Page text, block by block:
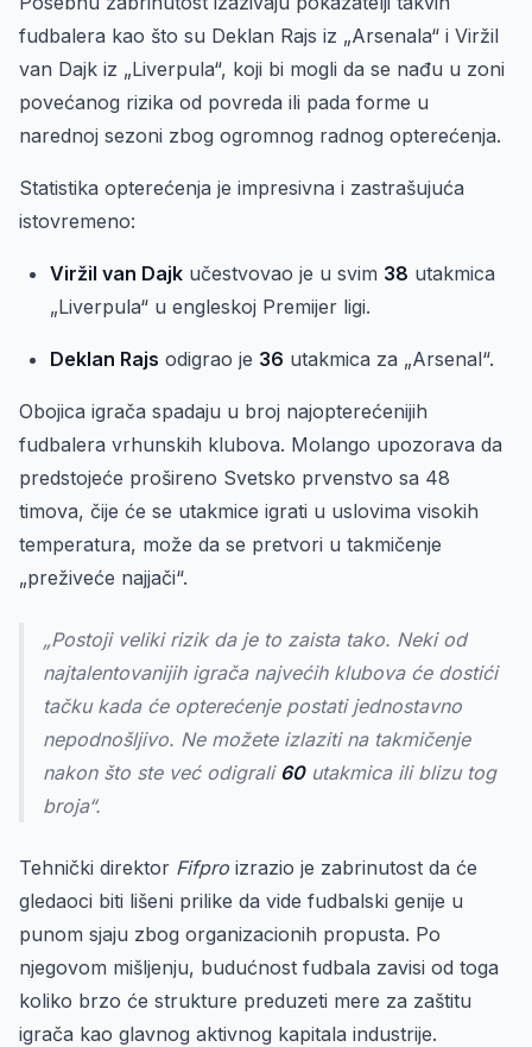
fudbalera kao što su Deklan Rajs iz „Arsenala“ i Viržil
van Dajk iz „Liverpula“, koji bi mogli da se nađu u zoni
povećanog rizika od povreda ili pada forme u
narednoj sezoni zbog ogromnog radnog opterećenja.
Statistika opterećenja je impresivna i zastrašujuća
istovremeno:
Viržil van Dajk učestvovao je u svim 38 utakmica
„Liverpula“ u engleskoj Premijer ligi.
Deklan Rajs odigrao je 36 utakmica za „Arsenal“.
Obojica igrača spadaju u broj najopterećenijih
fudbalera vrhunskih klubova. Molango upozorava da
predstojeće prošireno Svetsko prvenstvo sa 48
timova, čije će se utakmice igrati u uslovima visokih
temperatura, može da se pretvori u takmičenje
„preživeće najjači“.
„Postoji veliki rizik da je to zaista tako. Neki od
najtalentovanijih igrača najvećih klubova će dostići
tačku kada će opterećenje postati jednostavno
nepodnošljivo. Ne možete izlaziti na takmičenje
nakon što ste već odigrali 60utakmica ili blizu tog
broja“.
Tehnički direktor Fifpro izrazio je zabrinutost da će
gledaoci biti lišeni prilike da vide fudbalski genije u
punom sjaju zbog organizacionih propusta. Po
njegovom mišljenju, budućnost fudbala zavisi od toga
koliko brzo će strukture preduzeti mere za zaštitu
igrača kao glavnog aktivnog kapitala industrije.